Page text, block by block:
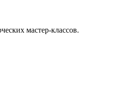
мастер-классов.